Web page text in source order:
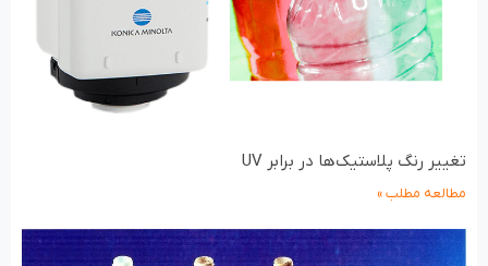
تغییر رنگ پلاستیک‌ها در برابر UV
مطالعه مطلب »